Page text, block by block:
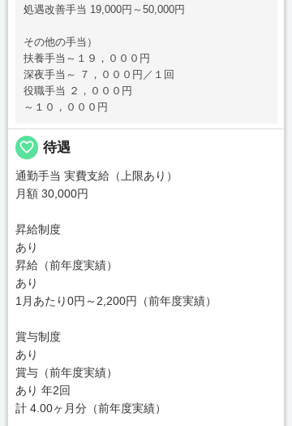
処遇改善手当 19,000円～50,000円
その他の手当）
扶養手当～１９，０００円
深夜手当～ ７，０００円／１回
役職手当 ２，０００円
～１０，０００円
favorite_border 待遇
通勤手当 実費支給（上限あり）
月額 30,000円
昇給制度
あり
昇給（前年度実績）
あり
1月あたり0円～2,200円（前年度実績）
賞与制度
あり
賞与（前年度実績）
あり 年2回
計 4.00ヶ月分（前年度実績）